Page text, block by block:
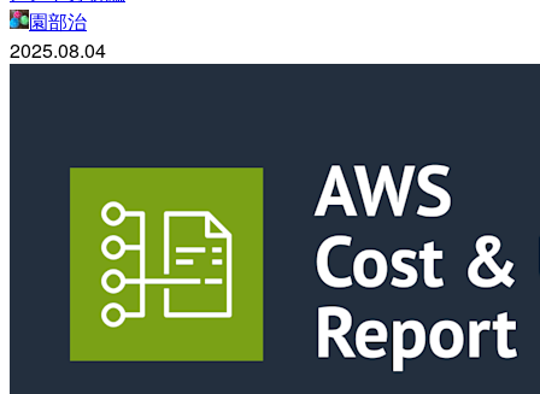
園部治
2025.08.04